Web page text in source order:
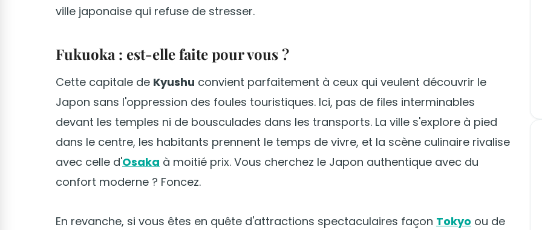
ville japonaise qui refuse de stresser.
Fukuoka : est-elle faite pour vous ?
Cette capitale de Kyushu convient parfaitement à ceux qui veulent découvrir le
Japon sans l'oppression des foules touristiques. Ici, pas de files interminables
devant les temples ni de bousculades dans les transports. La ville s'explore à pied
dans le centre, les habitants prennent le temps de vivre, et la scène culinaire rivalise
avec celle d'Osaka à moitié prix. Vous cherchez le Japon authentique avec du
confort moderne ? Foncez.
En revanche, si vous êtes en quête d'attractions spectaculaires façon Tokyo ou de